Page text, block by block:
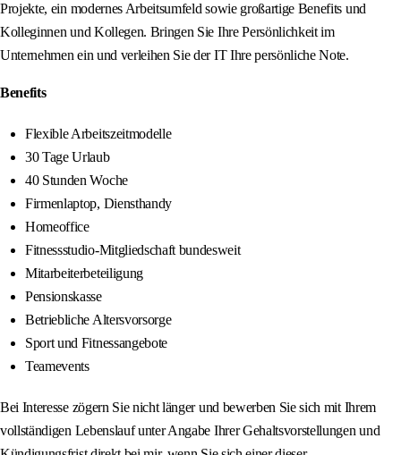
Projekte, ein modernes Arbeitsumfeld sowie großartige Benefits und
Kolleginnen und Kollegen. Bringen Sie Ihre Persönlichkeit im
Unternehmen ein und verleihen Sie der IT Ihre persönliche Note.
Benefits
Flexible Arbeitszeitmodelle
30 Tage Urlaub
40 Stunden Woche
Firmenlaptop, Diensthandy
Homeoffice
Fitnessstudio-Mitgliedschaft bundesweit
Mitarbeiterbeteiligung
Pensionskasse
Betriebliche Altersvorsorge
Sport und Fitnessangebote
Teamevents
Bei Interesse zögern Sie nicht länger und bewerben Sie sich mit Ihrem
vollständigen Lebenslauf unter Angabe Ihrer Gehaltsvorstellungen und